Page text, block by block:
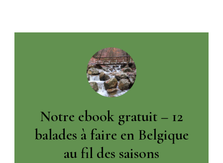
Notre ebook gratuit – 12
balades à faire en Belgique
au fil des saisons